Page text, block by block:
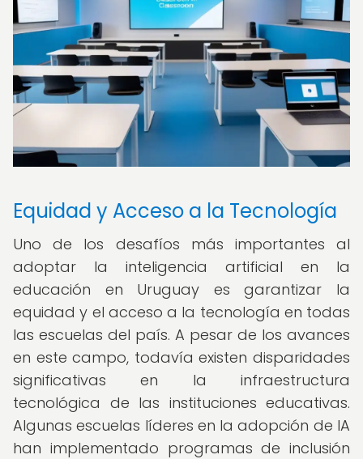
Equidad y Acceso a la Tecnología
Uno de los desafíos más importantes al
adoptar la inteligencia artificial en la
educación en Uruguay es garantizar la
equidad y el acceso a la tecnología en todas
las escuelas del país. A pesar de los avances
en este campo, todavía existen disparidades
significativas en la infraestructura
tecnológica de las instituciones educativas.
Algunas escuelas líderes en la adopción de IA
han implementado programas de inclusión